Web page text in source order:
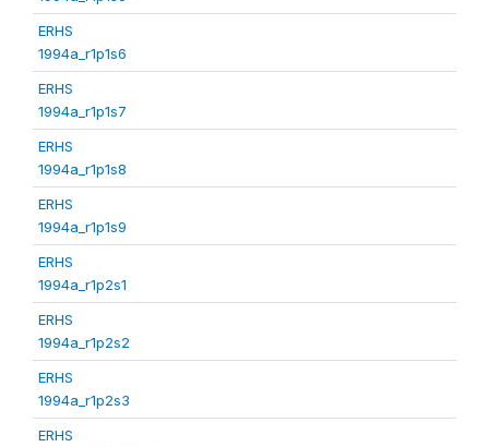
ERHS
1994a_r1p1s6
ERHS
1994a_r1p1s7
ERHS
1994a_r1p1s8
ERHS
1994a_r1p1s9
ERHS
1994a_r1p2s1
ERHS
1994a_r1p2s2
ERHS
1994a_r1p2s3
ERHS